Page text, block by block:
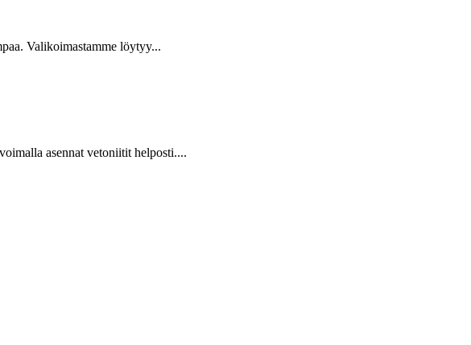
Valikoimastamme löytyy...
asennat vetoniitit helposti....